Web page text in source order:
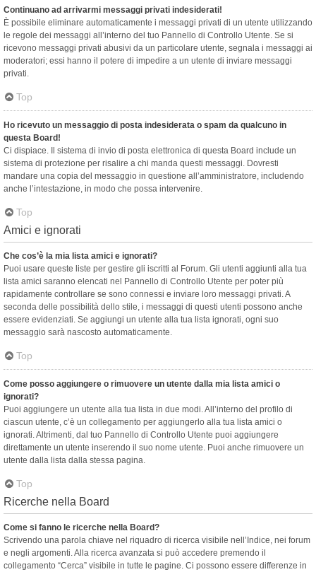
Continuano ad arrivarmi messaggi privati indesiderati!
È possibile eliminare automaticamente i messaggi privati ​​di un utente utilizzando
le regole dei messaggi all’interno del tuo Pannello di Controllo Utente. Se si
ricevono messaggi privati ​​abusivi da un particolare utente, segnala i messaggi ai
moderatori; essi hanno il potere di impedire a un utente di inviare messaggi
privati​​.
Top
Ho ricevuto un messaggio di posta indesiderata o spam da qualcuno in
questa Board!
Ci dispiace. Il sistema di invio di posta elettronica di questa Board include un
sistema di protezione per risalire a chi manda questi messaggi. Dovresti
mandare una copia del messaggio in questione all’amministratore, includendo
anche l’intestazione, in modo che possa intervenire.
Top
Amici e ignorati
Che cos’è la mia lista amici e ignorati?
Puoi usare queste liste per gestire gli iscritti al Forum. Gli utenti aggiunti alla tua
lista amici saranno elencati nel Pannello di Controllo Utente per poter più
rapidamente controllare se sono connessi e inviare loro messaggi privati. A
seconda delle possibilità dello stile, i messaggi di questi utenti possono anche
essere evidenziati. Se aggiungi un utente alla tua lista ignorati, ogni suo
messaggio sarà nascosto automaticamente.
Top
Come posso aggiungere o rimuovere un utente dalla mia lista amici o
ignorati?
Puoi aggiungere un utente alla tua lista in due modi. All’interno del profilo di
ciascun utente, c’è un collegamento per aggiungerlo alla tua lista amici o
ignorati. Altrimenti, dal tuo Pannello di Controllo Utente puoi aggiungere
direttamente un utente inserendo il suo nome utente. Puoi anche rimuovere un
utente dalla lista dalla stessa pagina.
Top
Ricerche nella Board
Come si fanno le ricerche nella Board?
Scrivendo una parola chiave nel riquadro di ricerca visibile nell’Indice, nei forum
e negli argomenti. Alla ricerca avanzata si può accedere premendo il
collegamento “Cerca” visibile in tutte le pagine. Ci possono essere differenze in